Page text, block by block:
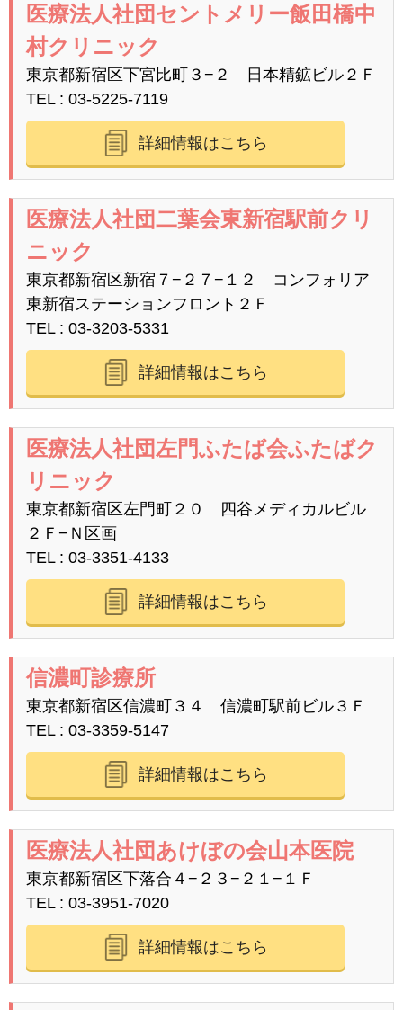
医療法人社団セントメリー飯田橋中
村クリニック
東京都新宿区下宮比町３−２ 日本精鉱ビル２Ｆ
TEL
03-5225-7119
詳細情報はこちら
医療法人社団二葉会東新宿駅前クリ
ニック
東京都新宿区新宿７−２７−１２ コンフォリア
東新宿ステーションフロント２Ｆ
TEL
03-3203-5331
詳細情報はこちら
医療法人社団左門ふたば会ふたばク
リニック
東京都新宿区左門町２０ 四谷メディカルビル
２Ｆ−Ｎ区画
TEL
03-3351-4133
詳細情報はこちら
信濃町診療所
東京都新宿区信濃町３４ 信濃町駅前ビル３Ｆ
TEL
03-3359-5147
詳細情報はこちら
医療法人社団あけぼの会山本医院
東京都新宿区下落合４−２３−２１−１Ｆ
TEL
03-3951-7020
詳細情報はこちら